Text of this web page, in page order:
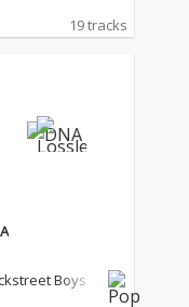
19 tracks
Boys